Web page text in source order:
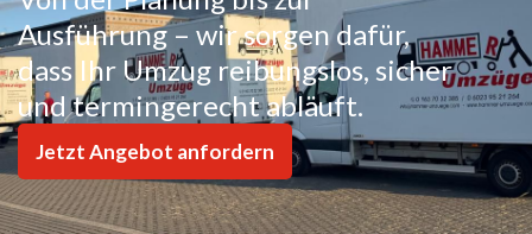
Ausführung – wir sorgen dafür,
dass Ihr Umzug reibungslos, sicher
und termingerecht abläuft.
Jetzt Angebot anfordern